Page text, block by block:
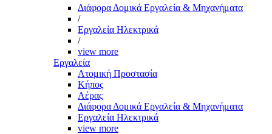
Διάφορα Δομικά Εργαλεία & Μηχανήματα
/
Εργαλεία Ηλεκτρικά
/
view more
Εργαλεία
Aτομική Προστασία
Kήπος
Αέρας
Διάφορα Δομικά Εργαλεία & Μηχανήματα
Εργαλεία Ηλεκτρικά
view more